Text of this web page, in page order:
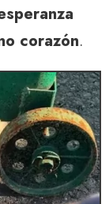
corazón.